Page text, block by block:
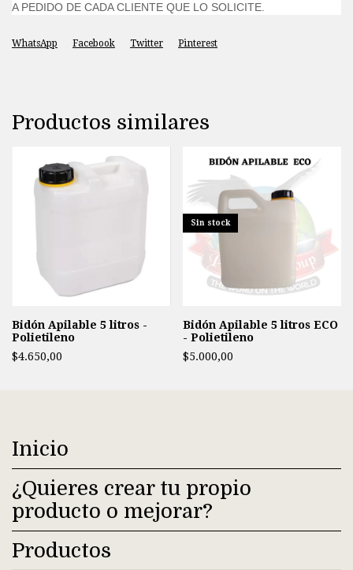
A PEDIDO DE CADA CLIENTE QUE LO SOLICITE.
WhatsApp Facebook Twitter Pinterest
Productos similares
Bidón Apilable 5 litros -
Polietileno
$4.650,00
Sin stock
Bidón Apilable 5 litros ECO
- Polietileno
$5.000,00
Inicio
¿Quieres crear tu propio
producto o mejorar?
Productos